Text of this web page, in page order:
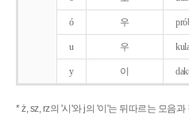
ó 우
u 우
y 이
* ż, sz, rz의 '시'와 j의 '이'는 뒤따르는 모음